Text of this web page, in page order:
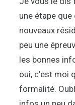
une étape
nouveaux
peu une
les bonnes
oui, c’est moi
formalité.